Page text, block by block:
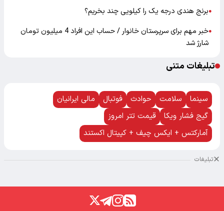
●برنج هندی درجه یک را کیلویی چند بخریم؟
●
خبر مهم برای سرپرستان خانوار / حساب این افراد 4 میلیون تومان
شارژ شد
تبلیغات متنی
سینما سلامت حوادث فوتبال
مالی ایرانیان
گیج فشار ویکا
قیمت تتر امروز
آمارکتس + ایکس چیف + کپیتال اکستند
تبلیغات